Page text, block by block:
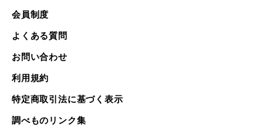
会員制度
よくある質問
お問い合わせ
利用規約
特定商取引法に基づく表示
調べものリンク集